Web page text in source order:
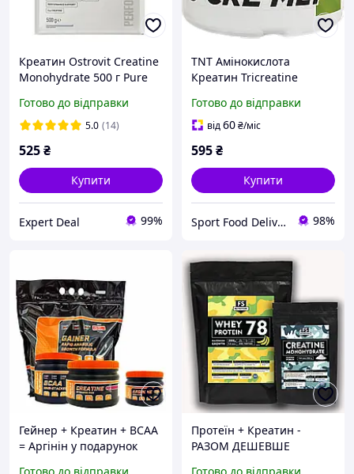
Креатин Ostrovit Creatine
Monohydrate 500 г Pure
Готово до відправки
5.0 (14)
525₴
Купити
Expert Deal 99%
TNT Амінокислота
Креатин Tricreatine
порошок Професійний
креатин малат для сили
Готово до відправки
від60₴/міс
595₴
Купити
Sport Food Delivery 98%
Гейнер + Креатин + ВСАА
= Аргінін у подарунок
Протеїн + Креатин -
РАЗОМ ДЕШЕВШЕ